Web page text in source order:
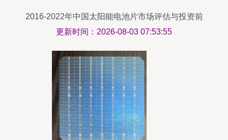
2016-2022年中国太阳能电池片市场评估与投资前
景展望
更新时间：2026-08-03 07:53:55